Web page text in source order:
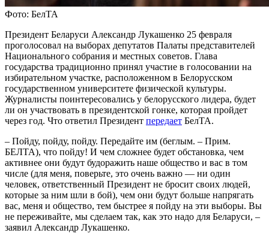
Фото: БелТА
Президент Беларуси Александр Лукашенко 25 февраля
проголосовал на выборах депутатов Палаты представителей
Национального собрания и местных советов. Глава
государства традиционно принял участие в голосовании на
избирательном участке, расположенном в Белорусском
государственном университете физической культуры.
Журналисты поинтересовались у белорусского лидера, будет
ли он участвовать в президентской гонке, которая пройдет
через год. Что ответил Президент передает БелТА.
– Пойду, пойду, пойду. Передайте им (беглым. – Прим.
БЕЛТА), что пойду! И чем сложнее будет обстановка, чем
активнее они будут будоражить наше общество и вас в том
числе (для меня, поверьте, это очень важно — ни один
человек, ответственный Президент не бросит своих людей,
которые за ним шли в бой), чем они будут больше напрягать
вас, меня и общество, тем быстрее я пойду на эти выборы. Вы
не переживайте, мы сделаем так, как это надо для Беларуси, –
заявил Александр Лукашенко.